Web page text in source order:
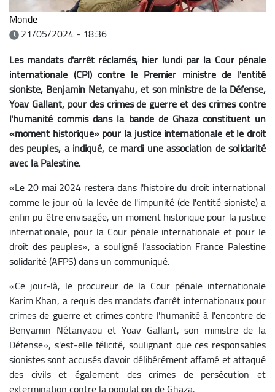
Monde
21/05/2024 - 18:36
Les mandats d'arrêt réclamés, hier lundi par la Cour pénale
internationale (CPI) contre le Premier ministre de l'entité
sioniste, Benjamin Netanyahu, et son ministre de la Défense,
Yoav Gallant, pour des crimes de guerre et des crimes contre
l'humanité commis dans la bande de Ghaza constituent un
«moment historique» pour la justice internationale et le droit
des peuples, a indiqué, ce mardi une association de solidarité
avec la Palestine.
«Le 20 mai 2024 restera dans l'histoire du droit international
comme le jour où la levée de l'impunité (de l'entité sioniste) a
enfin pu être envisagée, un moment historique pour la justice
internationale, pour la Cour pénale internationale et pour le
droit des peuples», a souligné l'association France Palestine
solidarité (AFPS) dans un communiqué.
«Ce jour-là, le procureur de la Cour pénale internationale
Karim Khan, a requis des mandats d'arrêt internationaux pour
crimes de guerre et crimes contre l'humanité à l'encontre de
Benyamin Nétanyaou et Yoav Gallant, son ministre de la
Défense», s'est-elle félicité, soulignant que ces responsables
sionistes sont accusés d'avoir délibérément affamé et attaqué
des civils et également des crimes de persécution et